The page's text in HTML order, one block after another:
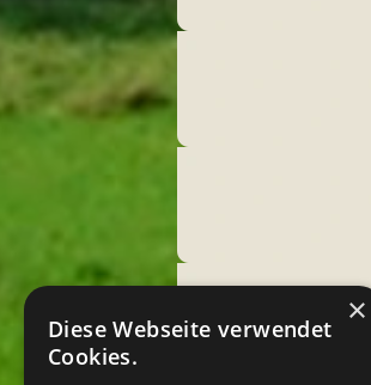
×
Diese Webseite verwendet
Cookies.